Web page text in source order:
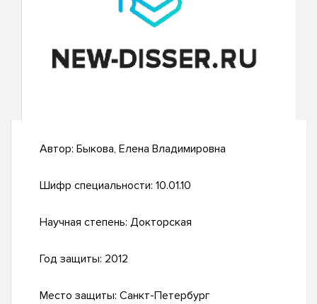
Автор: Быкова, Елена Владимировна
Шифр специальности: 10.01.10
Научная степень: Докторская
Год защиты: 2012
Место защиты: Санкт-Петербург